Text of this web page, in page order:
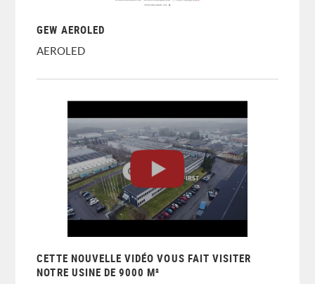
GEW AEROLED
AEROLED
CETTE NOUVELLE VIDÉO VOUS FAIT VISITER
NOTRE USINE DE 9000 M²